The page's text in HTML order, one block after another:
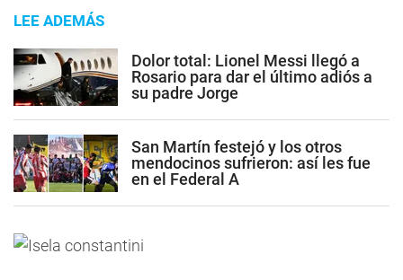
LEE ADEMÁS
Dolor total: Lionel Messi llegó a
Rosario para dar el último adiós a
su padre Jorge
San Martín festejó y los otros
mendocinos sufrieron: así les fue
en el Federal A